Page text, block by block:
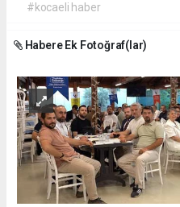
#kocaeli haber
Habere Ek Fotoğraf(lar)